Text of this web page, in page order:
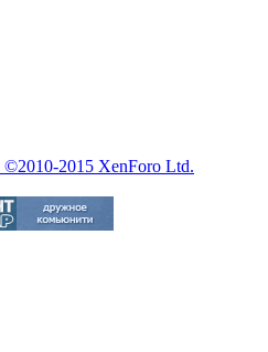
©2010-2015 XenForo Ltd.